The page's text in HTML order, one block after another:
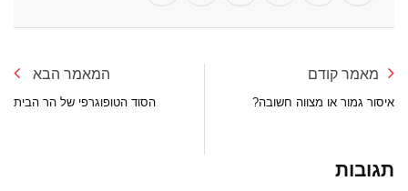
מאמר קודם
איסור גמור או מצווה חשובה?
המאמר הבא
הסוד הטופוגרפי של הר הבית
תגובות